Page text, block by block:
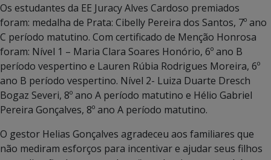
Os estudantes da EE Juracy Alves Cardoso premiados
foram: medalha de Prata: Cibelly Pereira dos Santos, 7º ano
C período matutino. Com certificado de Menção Honrosa
foram: Nível 1 – Maria Clara Soares Honório, 6º ano B
período vespertino e Lauren Rúbia Rodrigues Moreira, 6º
ano B período vespertino. Nível 2- Luiza Duarte Dresch
Bogaz Severi, 8º ano A período matutino e Hélio Gabriel
Pereira Gonçalves, 8º ano A período matutino.
O gestor Helias Gonçalves agradeceu aos familiares que
não mediram esforços para incentivar e ajudar seus filhos